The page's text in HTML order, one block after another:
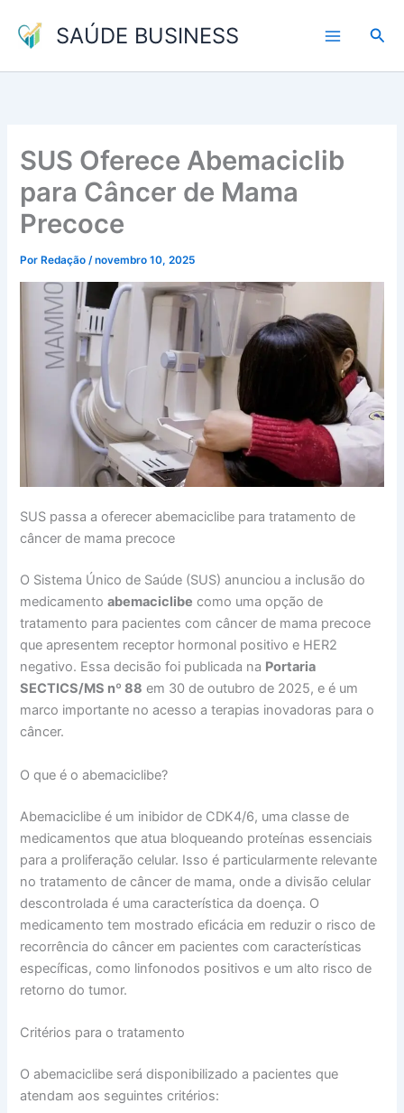
para
conteúdo
SAÚDE BUSINESS
SUS Oferece Abemaciclib
para Câncer de Mama
Precoce
Por Redação/novembro 10, 2025
SUS passa a oferecer abemaciclibe para tratamento de
câncer de mama precoce
O Sistema Único de Saúde (SUS) anunciou a inclusão do
medicamentoabemaciclibe como uma opção de
tratamento para pacientes com câncer de mama precoce
que apresentem receptor hormonal positivo e HER2
negativo. Essa decisão foi publicada na Portaria
SECTICS/MS nº 88 em 30 de outubro de 2025, e é um
marco importante no acesso a terapias inovadoras para o
câncer.
O que é o abemaciclibe?
Abemaciclibe é um inibidor de CDK4/6, uma classe de
medicamentos que atua bloqueando proteínas essenciais
para a proliferação celular. Isso é particularmente relevante
no tratamento de câncer de mama, onde a divisão celular
descontrolada é uma característica da doença. O
medicamento tem mostrado eficácia em reduzir o risco de
recorrência do câncer em pacientes com características
específicas, como linfonodos positivos e um alto risco de
retorno do tumor.
Critérios para o tratamento
O abemaciclibe será disponibilizado a pacientes que
atendam aos seguintes critérios: